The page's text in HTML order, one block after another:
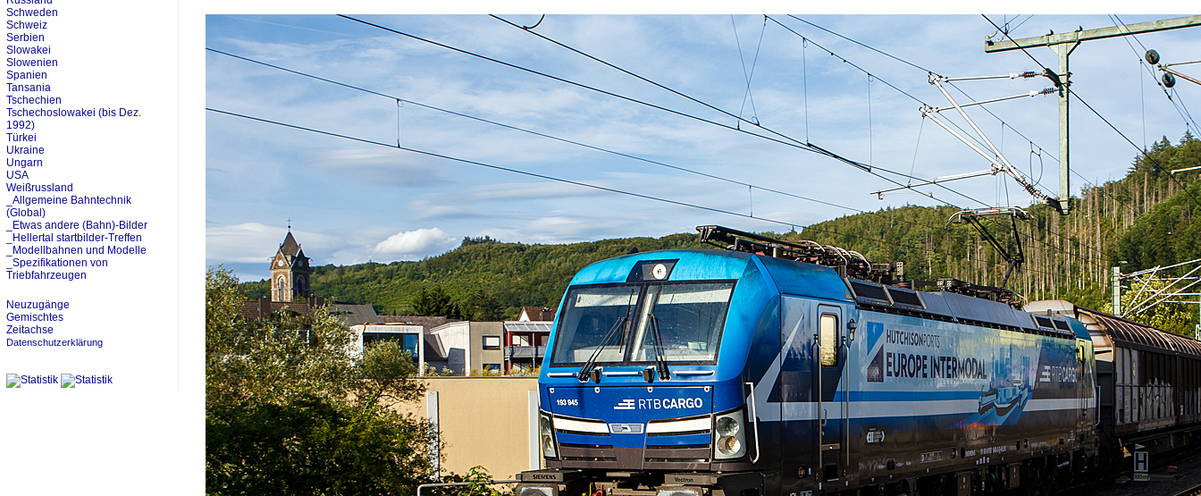
Schweden
Schweiz
Serbien
Slowakei
Slowenien
Spanien
Tansania
Tschechien
Tschechoslowakei (bis Dez.
1992)
Türkei
Ukraine
Ungarn
USA
Weißrussland
_Allgemeine Bahntechnik
(Global)
_Etwas andere (Bahn)-Bilder
_Hellertal startbilder-Treffen
_Modellbahnen und Modelle
_Spezifikationen von
Triebfahrzeugen
Neuzugänge
Gemischtes
Zeitachse
Datenschutzerklärung